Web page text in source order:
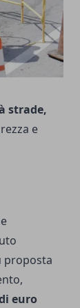
strade,
e
proposta
euro